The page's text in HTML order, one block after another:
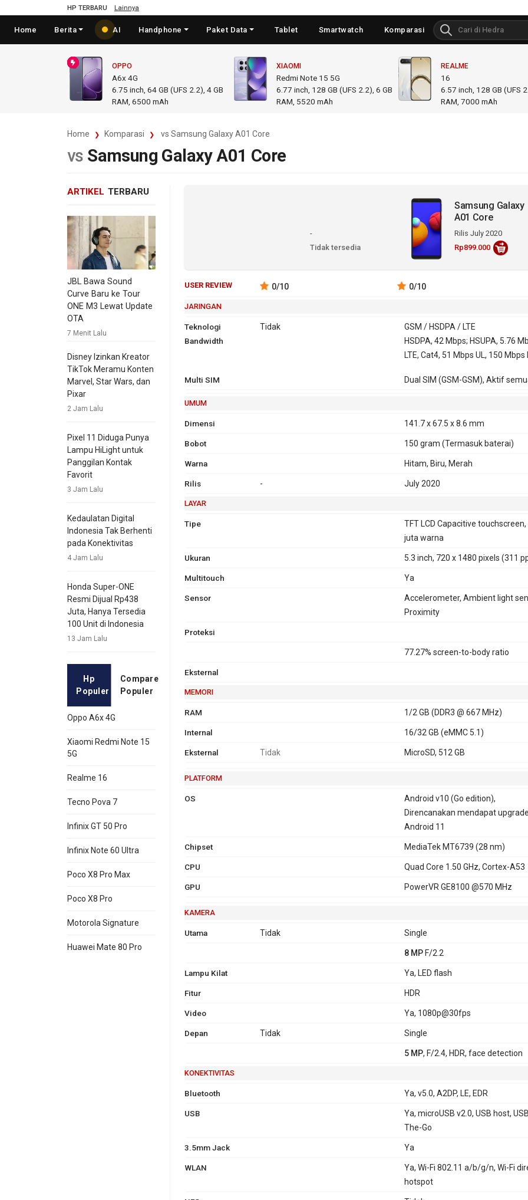
HP TERBARU Lainnya
Home Berita AI Handphone Paket Data Tablet Smartwatch Komparasi
OPPO
A6x 4G
6.75 inch, 64 GB (UFS 2.2), 4 GB
RAM 6500 mAh
XIAOMI
Redmi Note 15 5G
6.77 inch, 128 GB (UFS 2.2), 6 GB
RAM 5520 mAh
REALME
16
6.57 inch, 128 GB (UFS
RAM 7000 mAh
Home Komparasi vs Samsung Galaxy A01 Core
vs Samsung Galaxy A01 Core
ARTIKEL TERBARU
JBL Bawa Sound
Curve Baru ke Tour
ONE M3 Lewat Update
OTA
7 Menit Lalu
Disney Izinkan Kreator
TikTok Meramu Konten
Marvel, Star Wars, dan
Pixar
2 Jam Lalu
Pixel 11 Diduga Punya
Lampu HiLight untuk
Panggilan Kontak
Favorit
3 Jam Lalu
Kedaulatan Digital
Indonesia Tak Berhenti
pada Konektivitas
4 Jam Lalu
Honda Super-ONE
Resmi Dijual Rp438
Juta, Hanya Tersedia
100 Unit di Indonesia
13 Jam Lalu
Hp
Populer
Compare
Populer
Oppo A6x 4G
Xiaomi Redmi Note 15
5G
Realme 16
Tecno Pova 7
Infinix GT 50 Pro
Infinix Note 60 Ultra
Poco X8 Pro Max
Poco X8 Pro
Motorola Signature
Huawei Mate 80 Pro
-
Tidak tersedia
Samsung Galaxy
A01 Core
Rilis July 2020
Rp899.000
USER REVIEW 0/10 0/10
JARINGAN
Teknologi Tidak
GSM / HSDPA / LTE
2G
GPRS Ya EDGE Ya
Bandwidth
HSDPA, 42 Mbps; HSUPA, 5.76
LTE, Cat4, 51 Mbps UL, 150 Mbps
Multi SIM Dual SIM (GSM-GSM), Aktif
UMUM
Dimensi 141.7 x 67.5 x 8.6 mm
Bobot 150 gram (Termasuk baterai)
Warna Hitam, Biru, Merah
Rilis - July 2020
LAYAR
Tipe
TFT LCD Capacitive touchscreen,
juta warna
Ukuran 5.3 inch, 720 x 1480 pixels (311
Multitouch Ya
Sensor
Accelerometer, Ambient light
Proximity
Proteksi
77.27% screen-to-body ratio
Eksternal
MEMORI
RAM 1/2 GB (DDR3 @ 667 MHz)
Internal 16/32 GB (eMMC 5.1)
Eksternal Tidak MicroSD, 512 GB
PLATFORM
OS
Android v10 (Go edition),
Direncanakan mendapat upgrade
Android 11
Chipset MediaTek MT6739 (28 nm)
CPU Quad Core 1.50 GHz, Cortex-A53
GPU PowerVR GE8100 @570 MHz
KAMERA
Utama Tidak Single
8 MPF/2.2
Lampu Kilat Ya, LED flash
Fitur HDR
Video Ya, 1080p@30fps
Depan Tidak Single
5 MP, F/2.4, HDR, face detection
KONEKTIVITAS
Bluetooth Ya, v5.0, A2DP, LE, EDR
USB
Ya, microUSB v2.0, USB host,
The-Go
3.5mm Jack Ya
WLAN
Ya, Wi-Fi 802.11 a/b/g/n, Wi-Fi
hotspot